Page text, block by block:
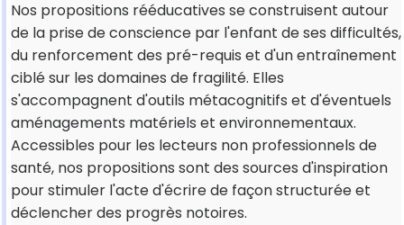
Nos propositions rééducatives se construisent autour
de la prise de conscience par l'enfant de ses difficultés,
du renforcement des pré-requis et d'un entraînement
ciblé sur les domaines de fragilité. Elles
s'accompagnent d'outils métacognitifs et d'éventuels
aménagements matériels et environnementaux.
Accessibles pour les lecteurs non professionnels de
santé, nos propositions sont des sources d'inspiration
pour stimuler l'acte d'écrire de façon structurée et
déclencher des progrès notoires.